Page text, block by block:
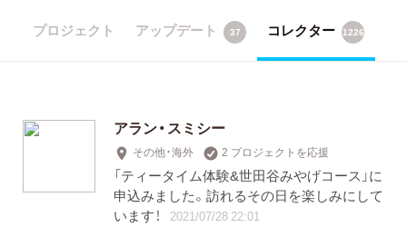
プロジェクト アップデート 37 コレクター 1226
アラン・スミシー
その他・海外 2 プロジェクトを応援
「ティータイム体験&世田谷みやげコース」に
申込みました。訪れるその日を楽しみにして
います！
2021/07/28 22:01